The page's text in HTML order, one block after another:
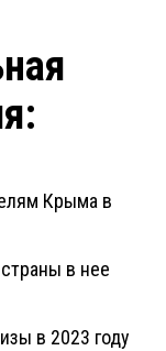
Крыма в
в нее
в 2023 году